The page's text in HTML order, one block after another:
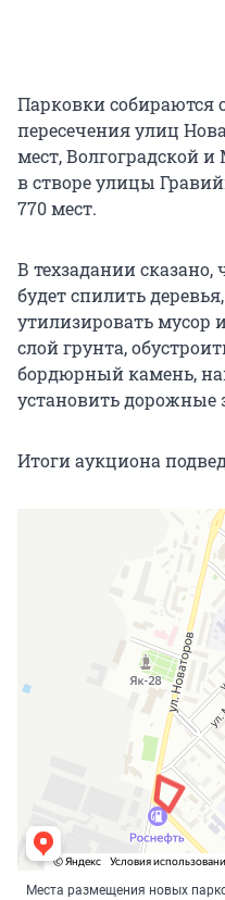
Парковки собираются
пересечения улиц
мест, Волгоградской
в створе улицы
770 мест.
В техзадании
будет спилить
утилизировать мусор
слой грунта,
бордюрный камень,
установить дорожные
Итоги аукциона
Места размещения новых